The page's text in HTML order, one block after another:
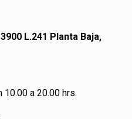
L.241 Planta Baja,
10.00 a 20.00 hrs.